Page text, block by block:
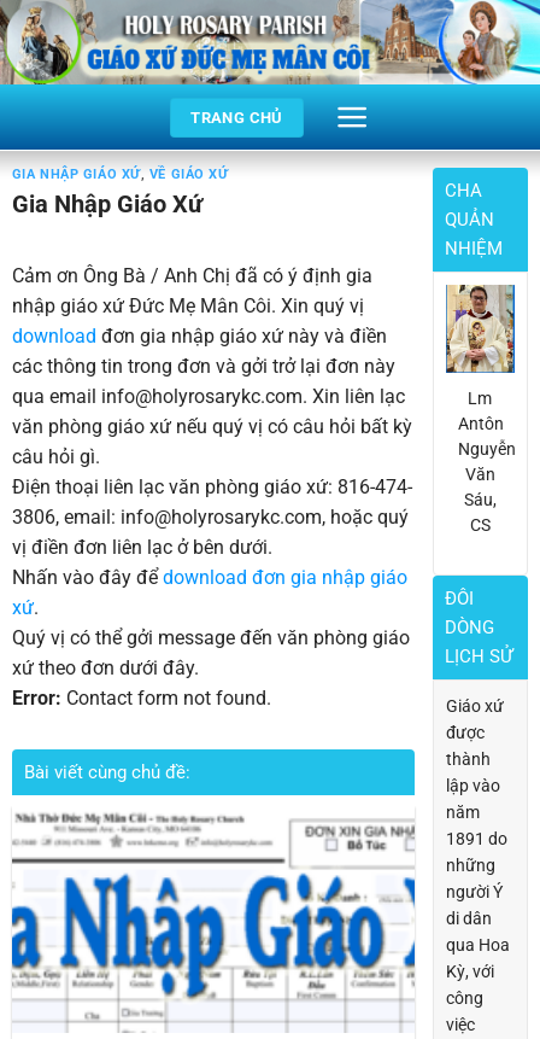
Skip
to
content
TRANG CHỦ
GIA NHẬP GIÁO XỨ, VỀ GIÁO XỨ
Gia Nhập Giáo Xứ
Cảm ơn Ông Bà / Anh Chị đã có ý định gia
nhập giáo xứ Đức Mẹ Mân Côi. Xin quý vị
download đơn gia nhập giáo xứ này và điền
các thông tin trong đơn và gởi trở lại đơn này
qua email info@holyrosarykc.com. Xin liên lạc
văn phòng giáo xứ nếu quý vị có câu hỏi bất kỳ
câu hỏi gì.
Điện thoại liên lạc văn phòng giáo xứ: 816-474-
3806, email: info@holyrosarykc.com, hoặc quý
vị điền đơn liên lạc ở bên dưới.
Nhấn vào đây đểdownload đơn gia nhập giáo
xứ.
Quý vị có thể gởi message đến văn phòng giáo
xứ theo đơn dưới đây.
Error: Contact form not found.
Bài viết cùng chủ đề:
CHA
QUẢN
NHIỆM
Lm
Antôn
Nguyễn
Văn
Sáu,
CS
ĐÔI
DÒNG
LỊCH SỬ
Giáo xứ
được
thành
lập vào
năm
1891 do
những
người Ý
di dân
qua Hoa
Kỳ, với
công
việc